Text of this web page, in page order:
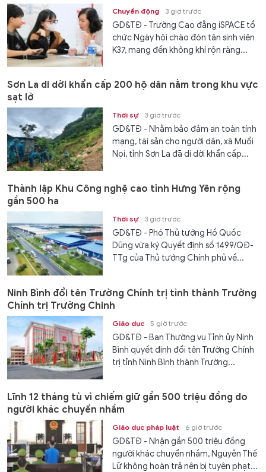
Chuyển động 3 giờ trước
GD&TĐ - Trường Cao đẳng iSPACE tổ
chức Ngày hội chào đón tân sinh viên
K37, mang đến không khí rộn ràng...
Sơn La di dời khẩn cấp 200 hộ dân nằm trong khu vực
sạt lở
Thời sự 3 giờ trước
GD&TĐ - Nhằm bảo đảm an toàn tính
mạng, tài sản cho người dân, xã Muổi
Nọi, tỉnh Sơn La đã di dời khẩn cấp...
Thành lập Khu Công nghệ cao tỉnh Hưng Yên rộng
gần 500 ha
Thời sự 3 giờ trước
GD&TĐ - Phó Thủ tướng Hồ Quốc
Dũng vừa ký Quyết định số 1499/QĐ-
TTg của Thủ tướng Chính phủ về...
Ninh Bình đổi tên Trường Chính trị tỉnh thành Trường
Chính trị Trường Chinh
Giáo dục 5 giờ trước
GD&TĐ - Ban Thường vụ Tỉnh ủy Ninh
Bình quyết định đổi tên Trường Chính
trị tỉnh Ninh Bình thành Trường...
Lĩnh 12 tháng tù vì chiếm giữ gần 500 triệu đồng do
người khác chuyển nhầm
Giáo dục pháp luật 6 giờ trước
GD&TĐ - Nhận gần 500 triệu đồng
người khác chuyển nhầm, Nguyễn Thế
Lữ không hoàn trả nên bị tuyên phạt...